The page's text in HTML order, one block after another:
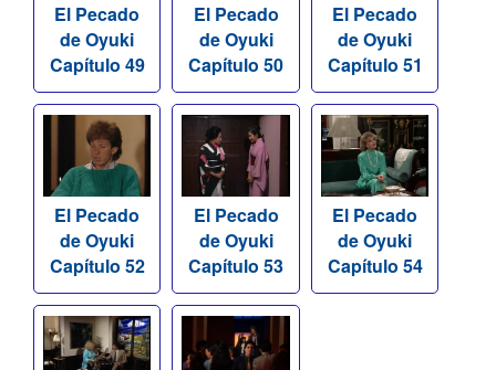
El Pecado
de Oyuki
Capítulo 49
El Pecado
de Oyuki
Capítulo 50
El Pecado
de Oyuki
Capítulo 51
El Pecado
de Oyuki
Capítulo 52
El Pecado
de Oyuki
Capítulo 53
El Pecado
de Oyuki
Capítulo 54